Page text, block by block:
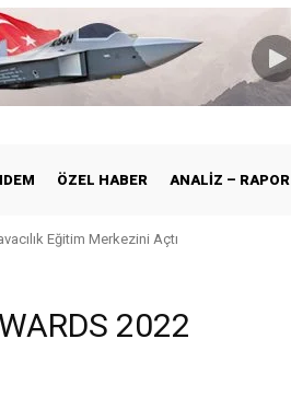
ÖZEL HABER ANALIZ – RAPOR
Eğitim Merkezini Açtı
2022